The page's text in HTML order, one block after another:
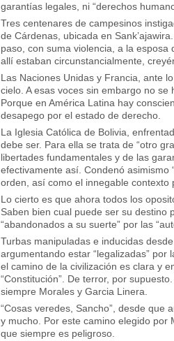
garantías legales, ni “derechos
Tres centenares de campesinos
de Cárdenas, ubicada en
paso, con suma violencia, a la
allí estaban circunstancialmente,
Las Naciones Unidas y Francia, ante
cielo. A esas voces sin embargo no
Porque en América Latina hay
desapego por el estado de derecho.
La Iglesia Católica de Bolivia,
debe ser. Para ella se trata de “otro
libertades fundamentales y de las
efectivamente así. Condenó asimismo
orden, así como el innegable contexto
Lo cierto es que ahora todos los
Saben bien cual puede ser su destino
“abandonados a su suerte” por las
Turbas manipuladas e inducidas
argumentando estar “legalizadas” por
el camino de la civilización es clara y
“Constitución”. De terror, por
siempre Morales y Garcia Linera.
“Cosas veredes, Sancho”, desde que
y mucho. Por este camino elegido por
que siempre es peligroso.